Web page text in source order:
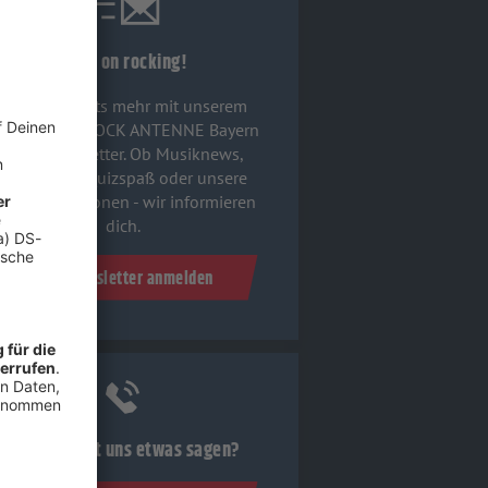
Keep on rocking!
Verpass' nichts mehr mit unserem
ROCK ANTENNE Bayern
Rock-Newsletter. Ob Musiknews,
Interviews, Quizspaß oder unsere
Aktionen - wir informieren
dich.
Zum Newsletter anmelden
Du möchtest uns etwas sagen?